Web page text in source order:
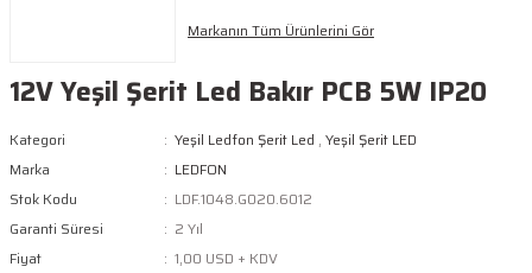
Markanın Tüm Ürünlerini Gör
12V Yeşil Şerit Led Bakır PCB 5W IP20
Kategori Yeşil Ledfon Şerit Led , Yeşil Şerit LED
Marka
LEDFON
Stok Kodu
LDF.1048.G020.6012
Garanti Süresi
2 Yıl
Fiyat
1,00 USD + KDV